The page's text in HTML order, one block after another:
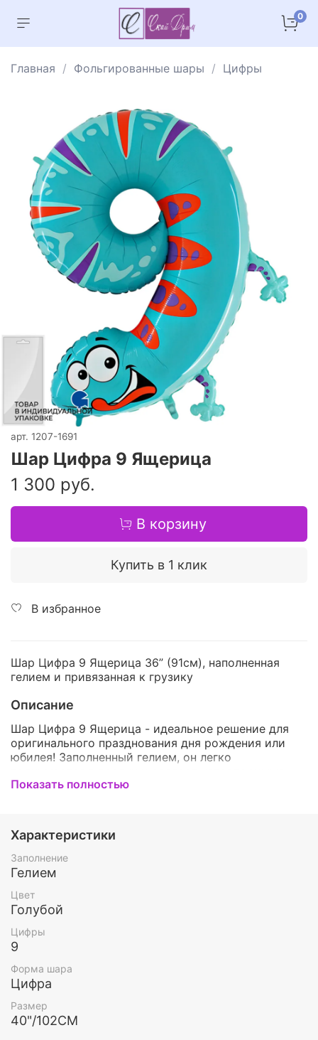
0
Главная Фольгированные шары Цифры
арт. 1207-1691
Шар Цифра 9 Ящерица
1 300 руб.
В корзину
Купить в 1 клик
В избранное
Шар Цифра 9 Ящерица 36” (91см), наполненная
гелием и привязанная к грузику
Описание
Шар Цифра 9 Ящерица - идеальное решение для
оригинального празднования дня рождения или
юбилея! Заполненный гелием, он легко
атмосферу радости. Голубой цвет символизирует
привлекателен своей высокой профессиональной
качеством изготовления, который обеспечивает
его долговечность и стабильность полета.
Подарите себе или близкому человеку этот яркий
незабываемым событием!
Показать полностью
Характеристики
Заполнение
Гелием
Цвет
Голубой
Цифры
9
Форма шара
Цифра
Размер
40"/102СМ